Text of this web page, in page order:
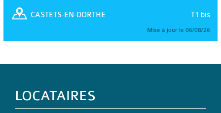
T1 bis
CASTETS-EN-DORTHE
Mise à jour le 06/08/26
LOCATAIRES